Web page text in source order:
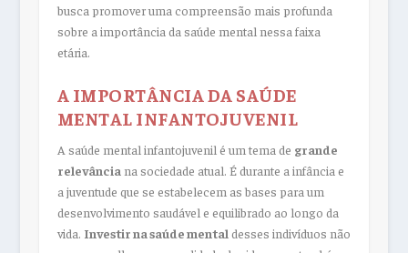
busca promover uma compreensão mais profunda
sobre a importância da saúde mental nessa faixa
etária.
A IMPORTÂNCIA DA SAÚDE
MENTAL INFANTOJUVENIL
A saúde mental infantojuvenil é um tema de grande
relevância na sociedade atual. É durante a infância e
a juventude que se estabelecem as bases para um
desenvolvimento saudável e equilibrado ao longo da
vida. Investir na saúde mental desses indivíduos não